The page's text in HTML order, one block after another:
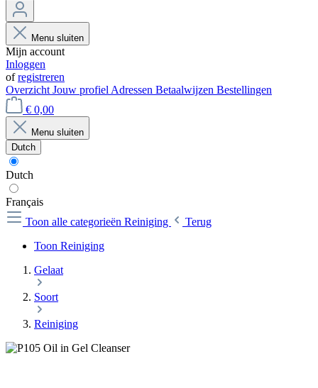
Menu sluiten
Mijn account
Inloggen
ofregistreren
Overzicht Jouw profiel Adressen Betaalwijzen Bestellingen
€ 0,00
Menu sluiten
Dutch
Dutch
Français
Toon alle categorieën Reiniging
Terug
Toon Reiniging
Gelaat
Soort
Reiniging